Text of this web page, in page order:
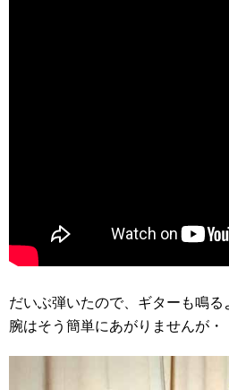
だいぶ弾いたので、ギターも鳴る
腕はそう簡単にあがりませんが・